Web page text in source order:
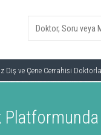
Diş ve Çene Cerrahisi